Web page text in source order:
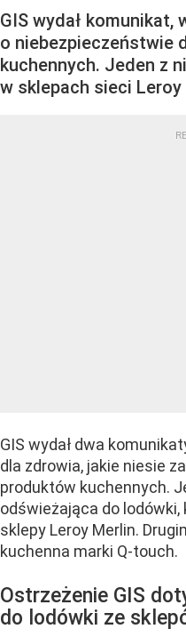
GIS wydał komunikat,
o niebezpieczeństwie
kuchennych. Jeden z
w sklepach sieci Leroy
GIS wydał dwa
dla zdrowia, jakie niesie
produktów kuchennych.
odświeżająca do lodówki,
sklepy Leroy Merlin.
kuchenna marki Q-touch.
Ostrzeżenie GIS
do lodówki ze